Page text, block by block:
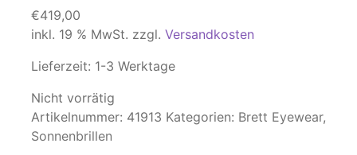
€419,00
inkl. 19 % MwSt. zzgl. Versandkosten
Lieferzeit: 1-3 Werktage
Nicht vorrätig
Artikelnummer: 41913 Kategorien: Brett Eyewear,
Sonnenbrillen